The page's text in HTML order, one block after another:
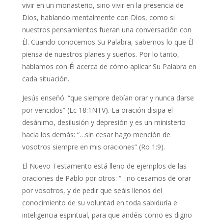
vivir en un monasterio, sino vivir en la presencia de
Dios, hablando mentalmente con Dios, como si
nuestros pensamientos fueran una conversación con
Él. Cuando conocemos Su Palabra, sabemos lo que Él
piensa de nuestros planes y sueños. Por lo tanto,
hablamos con Él acerca de cómo aplicar Su Palabra en
cada situación.
Jesús enseñó: “que siempre debían orar y nunca darse
por vencidos” (Lc 18:1NTV). La oración disipa el
desánimo, desilusión y depresión y es un ministerio
hacia los demás: “…sin cesar hago mención de
vosotros siempre en mis oraciones” (Ro 1:9).
El Nuevo Testamento está lleno de ejemplos de las
oraciones de Pablo por otros: “…no cesamos de orar
por vosotros, y de pedir que seáis llenos del
conocimiento de su voluntad en toda sabiduría e
inteligencia espiritual, para que andéis como es digno